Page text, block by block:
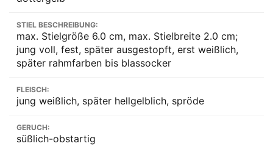
STIEL BESCHREIBUNG:
max. Stielgröße 6.0 cm, max. Stielbreite 2.0 cm;
jung voll, fest, später ausgestopft, erst weißlich,
später rahmfarben bis blassocker
FLEISCH:
jung weißlich, später hellgelblich, spröde
GERUCH:
süßlich-obstartig